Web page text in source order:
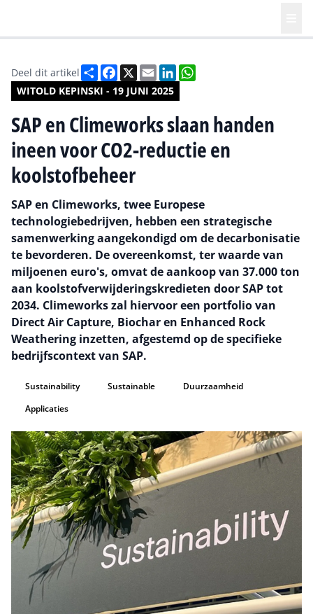
WITOLD KEPINSKI - 19 JUNI 2025
Deel dit artikel DeelFacebook
X EmailLinkedIn
SAP en Climeworks slaan handen
ineen voor CO2-reductie en
koolstofbeheer
SAP en Climeworks, twee Europese
technologiebedrijven, hebben een strategische
samenwerking aangekondigd om de decarbonisatie
te bevorderen. De overeenkomst, ter waarde van
miljoenen euro's, omvat de aankoop van 37.000 ton
aan koolstofverwijderingskredieten door SAP tot
2034. Climeworks zal hiervoor een portfolio van
Direct Air Capture, Biochar en Enhanced Rock
Weathering inzetten, afgestemd op de specifieke
bedrijfscontext van SAP.
Sustainability Sustainable
Duurzaamheid
Applicaties